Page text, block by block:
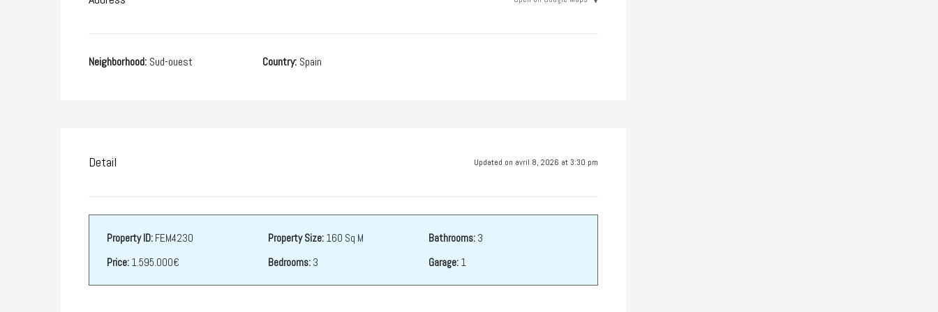
Neighborhood: Sud-ouest Country: Spain
Detail Updated on avril 8, 2026 at 3:30 pm
Property ID: FEM4230
Price: 1.595.000€
Property Size:160 Sq M
Bedrooms:3
Bathrooms: 3
Garage: 1